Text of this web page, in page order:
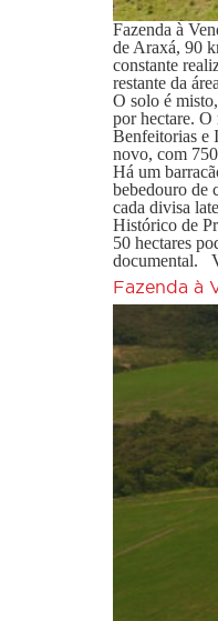
Fazenda à
de Araxá, 90
constante
restante da
O solo é
por hectare. O
Benfeitorias e
novo, com
Há um
bebedouro de
cada divisa
Histórico de
50 hectares
documental.
Fazenda à